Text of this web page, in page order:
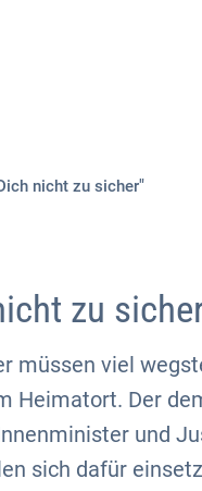
nicht zu sicher"
zu
müssen viel
Heimatort. Der
und
sich dafür